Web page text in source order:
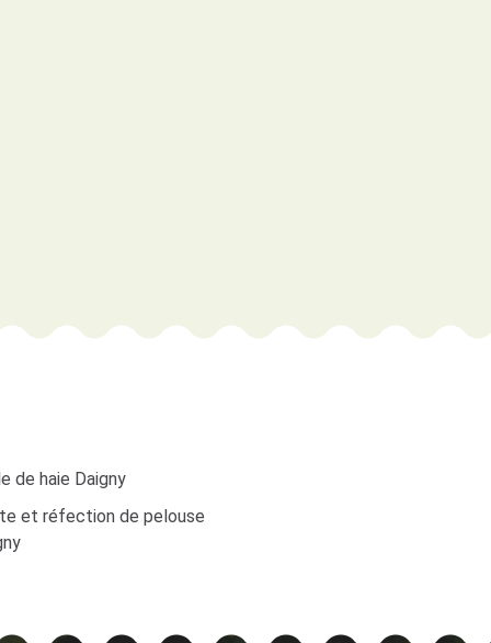
de haie Daigny
et réfection de pelouse